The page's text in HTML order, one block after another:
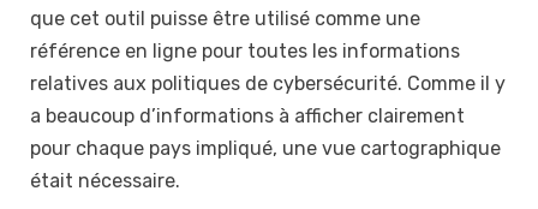
que cet outil puisse être utilisé comme une
référence en ligne pour toutes les informations
relatives aux politiques de cybersécurité. Comme il y
a beaucoup d’informations à afficher clairement
pour chaque pays impliqué, une vue cartographique
était nécessaire.